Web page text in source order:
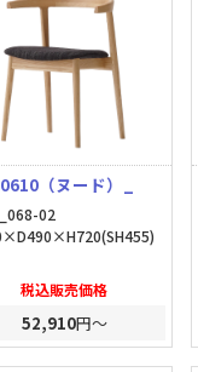
（ヌード）_
02
税込販売価格
52,910円～